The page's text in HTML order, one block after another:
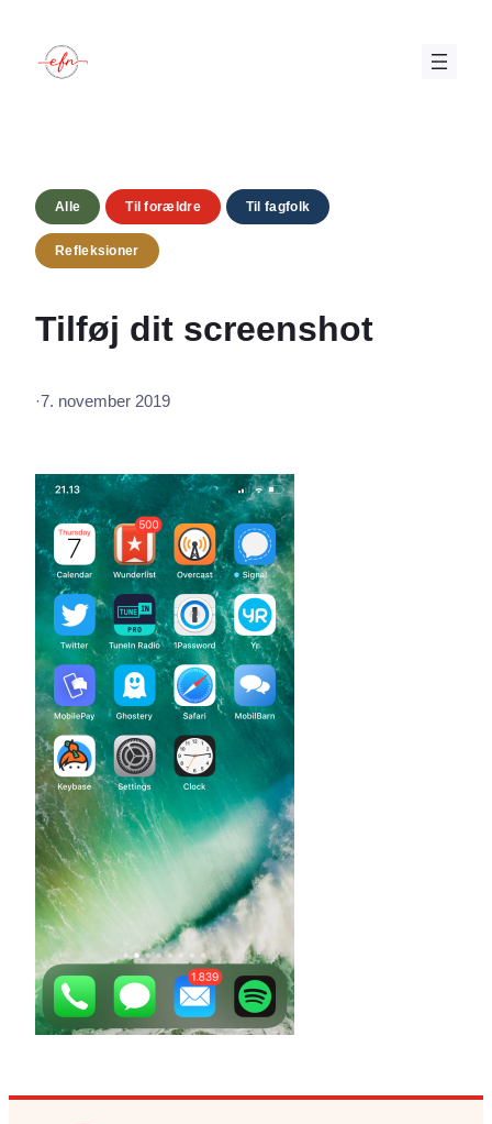
indhold
Alle Til forældre Til fagfolk
Refleksioner
Tilføj dit screenshot
·7. november 2019